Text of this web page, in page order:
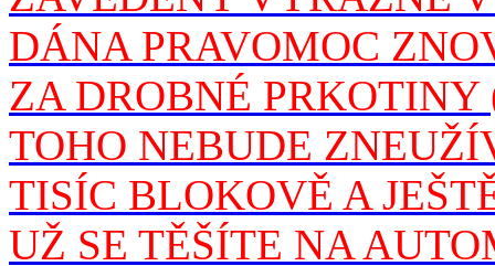
DÁNA PRAVOMOC
ZA DROBNÉ
TOHO NEBUDE
TISÍC BLOKOVĚ A
UŽ SE TĚŠÍTE NA